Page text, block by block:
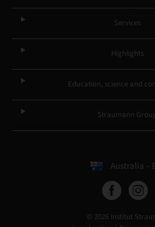
Services
Highlights
Education, science and
Straumann
Australia –
© 2026 Institut